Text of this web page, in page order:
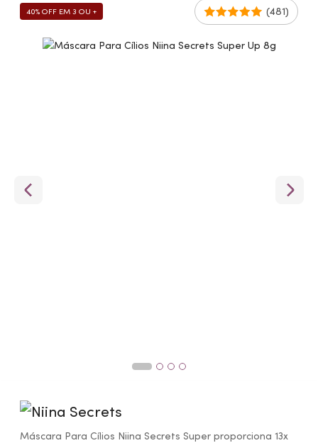
40% OFF EM 3 OU + (481)
Máscara Para Cílios Niina Secrets Super proporciona 13x